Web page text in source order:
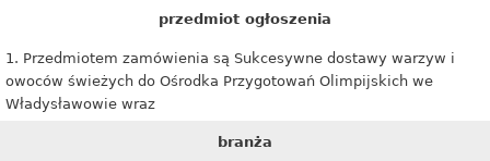
przedmiot ogłoszenia
1. Przedmiotem zamówienia są Sukcesywne dostawy warzyw i
owoców świeżych do Ośrodka Przygotowań Olimpijskich we
Władysławowie wraz
branża